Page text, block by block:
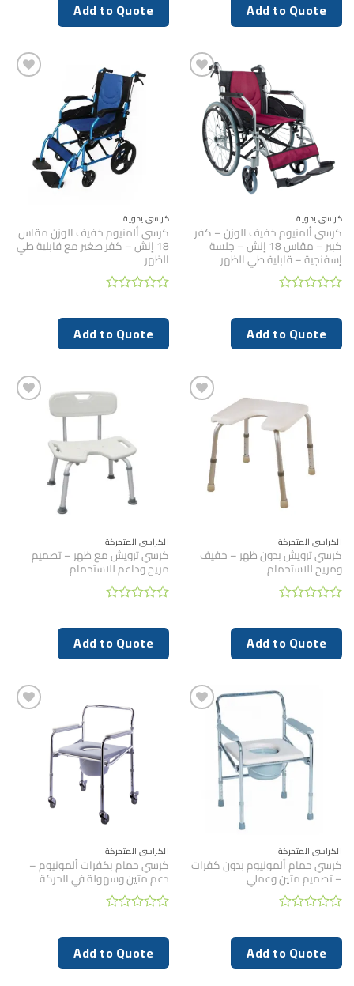
من
5
Add to Quote
من
5
Add to Quote
كراسي يدوية
كرسي ألمنيوم خفيف الوزن – كفر
كبير – مقاس 18 إنش – جلسة
إسفنجية – قابلية طي الظهر
0
من
5
Add to Quote
كراسي يدوية
كرسي ألمنيوم خفيف الوزن مقاس
18 إنش – كفر صغير مع قابلية طي
الظهر
0
من
5
Add to Quote
الكراسي المتحركة
كرسي ترويش بدون ظهر – خفيف
ومريح للاستحمام
0
من
5
Add to Quote
الكراسي المتحركة
كرسي ترويش مع ظهر – تصميم
مريح وداعم للاستحمام
0
من
5
Add to Quote
الكراسي المتحركة
كرسي حمام ألمونيوم بدون كفرات
– تصميم متين وعملي
0
من
5
Add to Quote
الكراسي المتحركة
كرسي حمام بكفرات ألمونيوم –
دعم متين وسهولة في الحركة
0
من
5
Add to Quote